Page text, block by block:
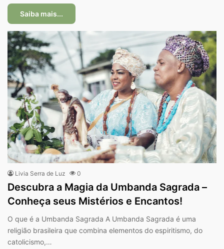
Saiba mais...
Livia Serra de Luz 0
Descubra a Magia da Umbanda Sagrada –
Conheça seus Mistérios e Encantos!
O que é a Umbanda Sagrada A Umbanda Sagrada é uma
religião brasileira que combina elementos do espiritismo, do
catolicismo,…